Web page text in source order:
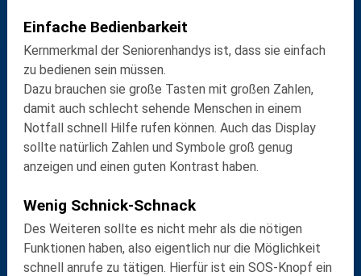
Einfache Bedienbarkeit
Kernmerkmal der Seniorenhandys ist, dass sie einfach
zu bedienen sein müssen.
Dazu brauchen sie große Tasten mit großen Zahlen,
damit auch schlecht sehende Menschen in einem
Notfall schnell Hilfe rufen können. Auch das Display
sollte natürlich Zahlen und Symbole groß genug
anzeigen und einen guten Kontrast haben.
Wenig Schnick-Schnack
Des Weiteren sollte es nicht mehr als die nötigen
Funktionen haben, also eigentlich nur die Möglichkeit
schnell anrufe zu tätigen. Hierfür ist ein SOS-Knopf ein